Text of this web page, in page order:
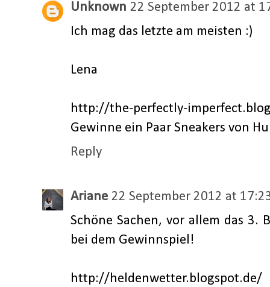
Unknown 22 September 2012 at
Ich mag das letzte am meisten :)
Lena
http://the-perfectly-
Gewinne ein Paar Sneakers von
Reply
Ariane 22 September 2012 at
Schöne Sachen, vor allem das
bei dem Gewinnspiel!
http://heldenwetter.blogspot.de/